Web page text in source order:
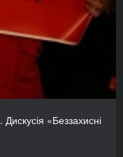
«Беззахисні